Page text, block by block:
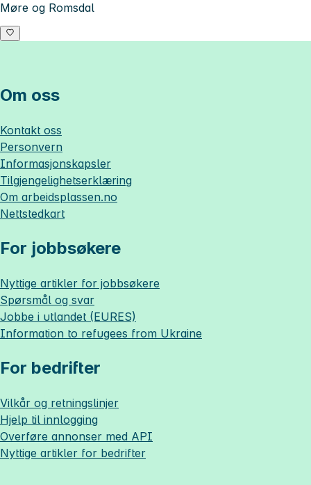
Møre og Romsdal
Om oss
Kontakt oss
Personvern
Informasjonskapsler
Tilgjengelighetserklæring
Om arbeidsplassen.no
Nettstedkart
For jobbsøkere
Nyttige artikler for jobbsøkere
Spørsmål og svar
Jobbe i utlandet (EURES)
Information to refugees from Ukraine
For bedrifter
Vilkår og retningslinjer
Hjelp til innlogging
Overføre annonser med API
Nyttige artikler for bedrifter